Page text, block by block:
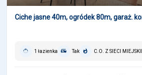
Ciche jasne 40m, ogródek 80m, garaż.
1 łazienka Tak C.O. Z SIECI